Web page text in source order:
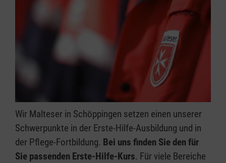
Wir Malteser in Schöppingen setzen einen unserer
Schwerpunkte in der Erste-Hilfe-Ausbildung und in
der Pflege-Fortbildung. Bei uns finden Sie den für
Sie passenden Erste-Hilfe-Kurs. Für viele Bereiche